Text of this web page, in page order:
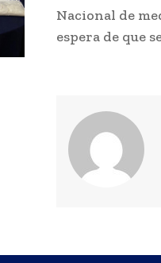
Nacional de
espera de que